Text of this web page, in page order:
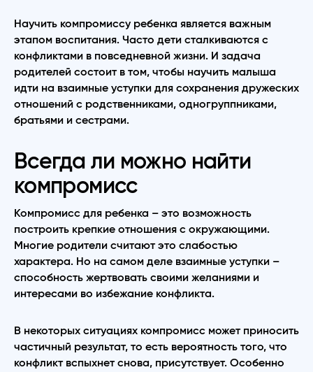
Научить компромиссу ребенка является важным
этапом воспитания. Часто дети сталкиваются с
конфликтами в повседневной жизни. И задача
родителей состоит в том, чтобы научить малыша
идти на взаимные уступки для сохранения дружеских
отношений с родственниками, одногруппниками,
братьями и сестрами.
Всегда ли можно найти
компромисс
Компромисс для ребенка – это возможность
построить крепкие отношения с окружающими.
Многие родители считают это слабостью
характера. Но на самом деле взаимные уступки –
способность жертвовать своими желаниями и
интересами во избежание конфликта.
В некоторых ситуациях компромисс может приносить
частичный результат, то есть вероятность того, что
конфликт вспыхнет снова, присутствует. Особенно